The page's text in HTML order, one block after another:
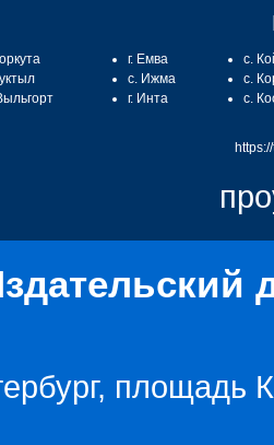
г. Емва
с. Ижма
г. Инта
с.
с.
с.
площадь